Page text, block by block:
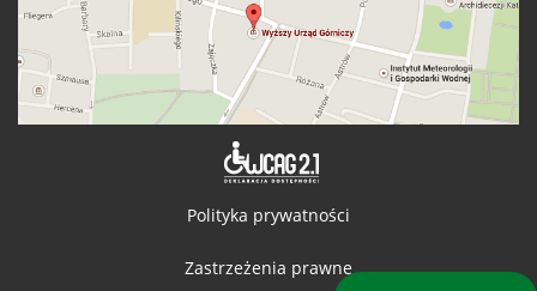
Polityka prywatności
Zastrzeżenia prawne